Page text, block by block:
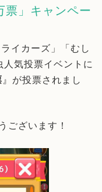
票」キャンペー
イカーズ」「むし
気投票イベントに
』が投票されまし
ございます！